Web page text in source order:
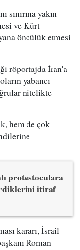
sınırına yakın
ve Kürt
öncülük etmesi
röportajda İran'a
yabancı
nitelikte
hem de çok
protestoculara
itiraf
kararı, İsrail
Roman